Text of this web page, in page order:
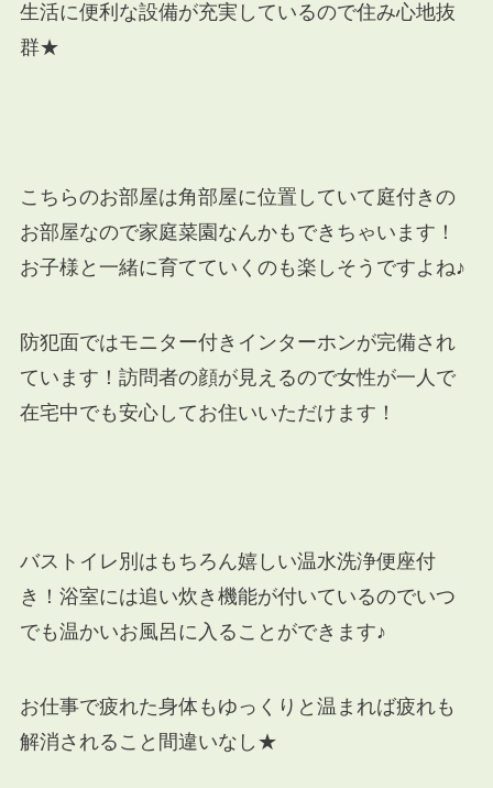
生活に便利な設備が充実しているので住み心地抜
群★
こちらのお部屋は角部屋に位置していて庭付きの
お部屋なので家庭菜園なんかもできちゃいます！
お子様と一緒に育てていくのも楽しそうですよね♪
防犯面ではモニター付きインターホンが完備され
ています！訪問者の顔が見えるので女性が一人で
在宅中でも安心してお住いいただけます！
バストイレ別はもちろん嬉しい温水洗浄便座付
き！浴室には追い炊き機能が付いているのでいつ
でも温かいお風呂に入ることができます♪
お仕事で疲れた身体もゆっくりと温まれば疲れも
解消されること間違いなし★